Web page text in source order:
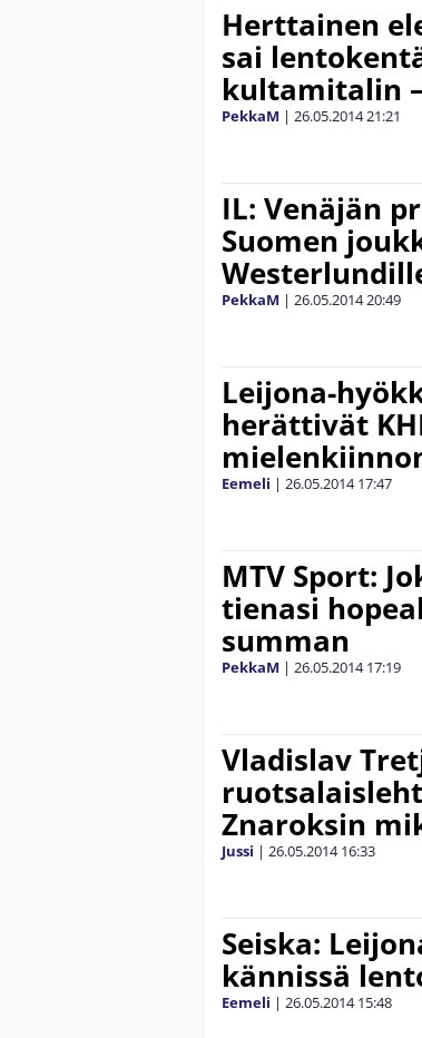
Herttainen
sai
kultamitalin
PekkaM | 26.05.201421:21
IL: Venäjän
Suomen
PekkaM | 26.05.201420:49
Leijona-
herättivät
Eemeli | 26.05.2014 17:47
MTV Sport:
tienasi
summan
PekkaM | 26.05.2014 17:19
Vladislav
Znaroksin
Jussi | 26.05.2014 16:33
Seiska:
kännissä
Eemeli | 26.05.2014 15:48